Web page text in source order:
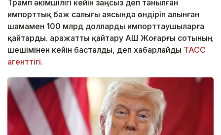
Трамп әкімшілігі кейін заңсыз деп танылған
импорттық баж салығы аясында өндіріп алынған
шамамен 100 млрд долларды импорттаушыларға
қайтарды. Қаражатты қайтару АҚШ Жоғарғы сотының
шешімінен кейін басталды, деп хабарлайды ТАСС
агенттігі.